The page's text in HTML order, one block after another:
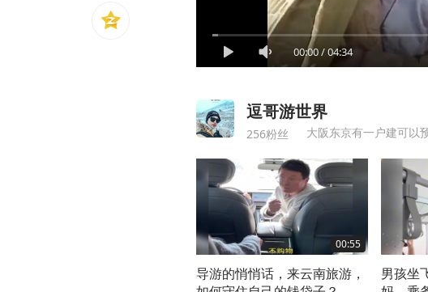
00:00/04:34
逗哥游世界
256粉丝 大阪东京有一户建可以
00:55
导游的悄悄话，来云南旅游，
男孩坐